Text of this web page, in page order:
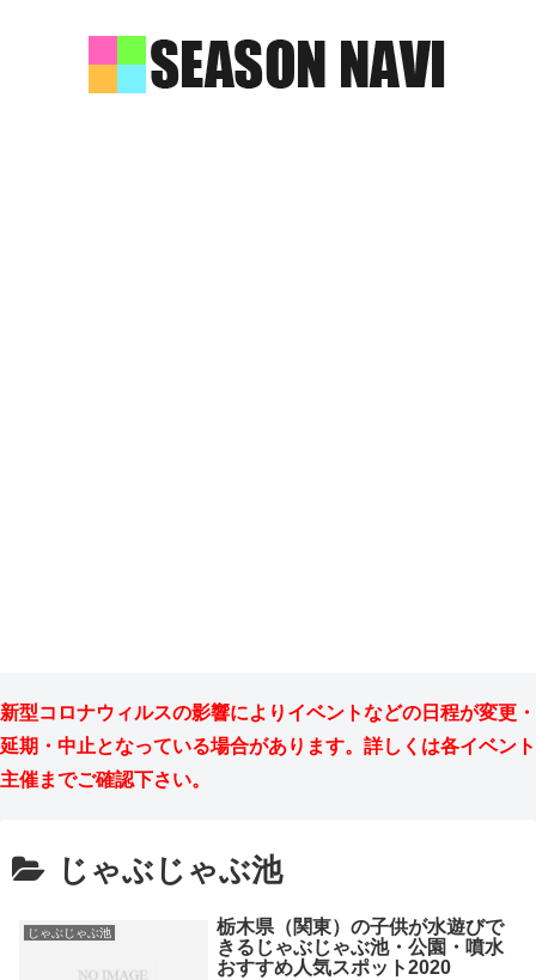
新型コロナウィルスの影響によりイベントなどの日程が変更・
延期・中止となっている場合があります。詳しくは各イベント
主催までご確認下さい。
じゃぶじゃぶ池
じゃぶじゃぶ池
栃木県（関東）の子供が水遊びで
きるじゃぶじゃぶ池・公園・噴水
おすすめ人気スポット2020